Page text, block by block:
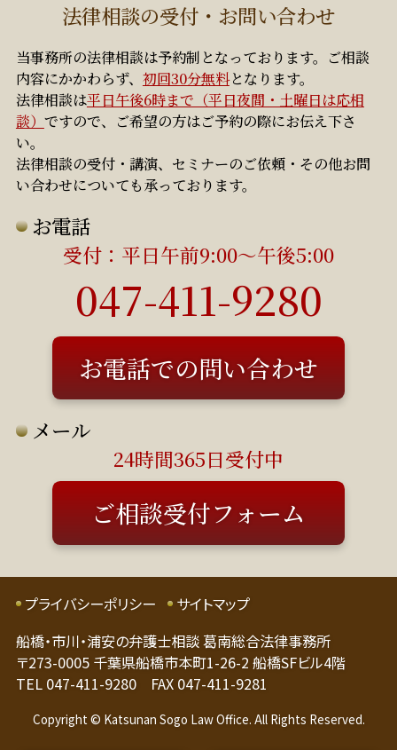
初回30分無料
平日午後6時まで（平日夜間・土曜
日は応相談）
法律相談の受付・お問い合わせ
当事務所の法律相談は予約制となっております。ご相談
内容にかかわらず、 初回30分無料となります。
法律相談は平日午後6時まで（平日夜間・土曜日は応相
談） ですので、ご希望の方はご予約の際にお伝え下さ
い。
法律相談の受付・講演、セミナーのご依頼・その他お問
い合わせについても承っております。
お電話
受付：平日午前9:00～午後5:00
047-411-9280
お電話での問い合わせ
メール
24時間365日受付中
ご相談受付フォーム
プライバシーポリシー
サイトマップ
船橋・市川・浦安の弁護士相談 葛南総合法律事務所
〒273-0005 千葉県船橋市本町1-26-2 船橋SFビル4階
TEL 047-411-9280 FAX 047-411-9281
Copyright © Katsunan Sogo Law Office. All Rights Reserved.